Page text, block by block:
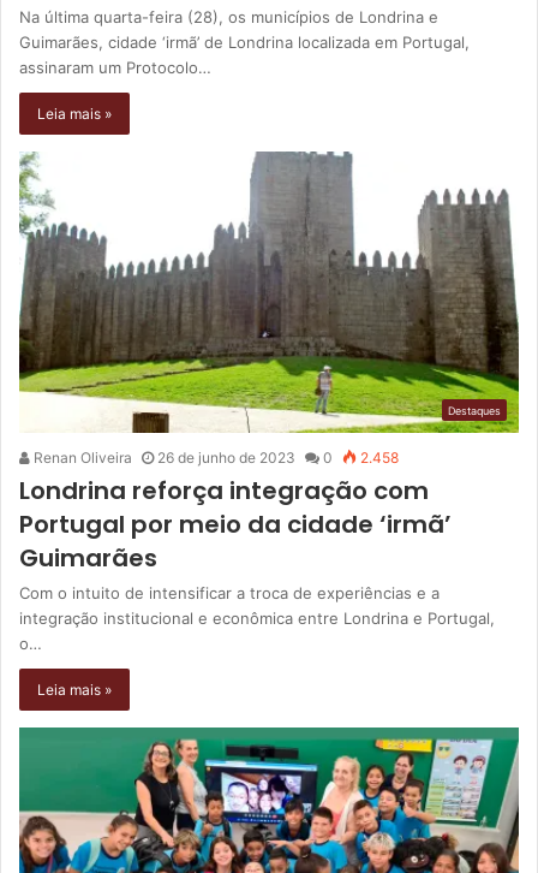
Na última quarta-feira (28), os municípios de Londrina e
Guimarães, cidade ‘irmã’ de Londrina localizada em Portugal,
assinaram um Protocolo…
Leia mais »
Destaques
Renan Oliveira 26 de junho de 2023 0 2.458
Londrina reforça integração com
Portugal por meio da cidade ‘irmã’
Guimarães
Com o intuito de intensificar a troca de experiências e a
integração institucional e econômica entre Londrina e Portugal,
o…
Leia mais »